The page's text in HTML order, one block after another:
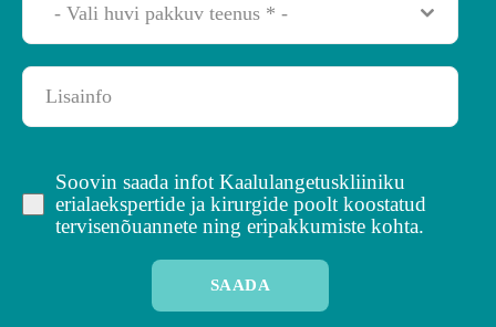
- Vali huvi pakkuv teenus * -
Soovin saada infot Kaalulangetuskliiniku
erialaekspertide ja kirurgide poolt koostatud
tervisenõuannete ning eripakkumiste kohta.
SAADA